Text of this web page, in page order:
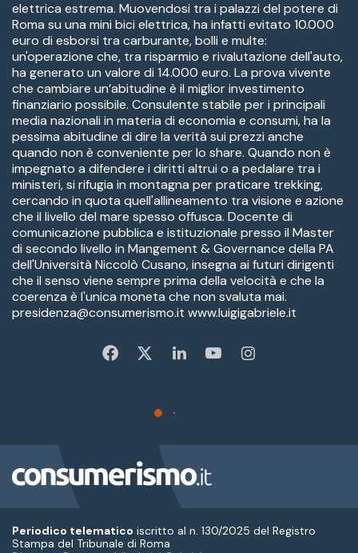
Periodico telematico iscritto al n. 130/2025 del Registro
Stampa del Tribunale di Roma